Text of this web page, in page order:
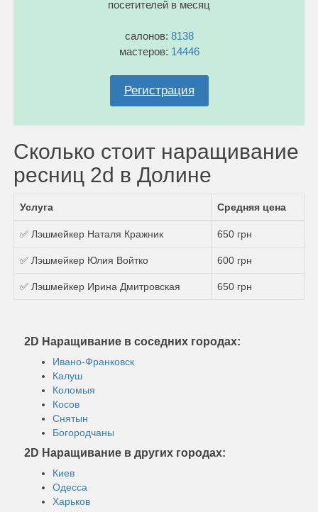
посетителей в месяц
салонов: 8138
мастеров: 14446
Регистрация
Сколько стоит наращивание
ресниц 2d в Долине
Услуга Средняя цена
✅ Лэшмейкер Наталя Кражник 650 грн
✅ Лэшмейкер Юлия Войтко 600 грн
✅ Лэшмейкер Ирина Дмитровская 650 грн
2D Наращивание в соседних городах:
Ивано-Франковск
Калуш
Коломыя
Косов
Снятын
Богородчаны
2D Наращивание в других городах:
Киев
Одесса
Харьков